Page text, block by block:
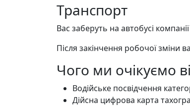
Транспорт
Вас заберуть на автобусі
Після закінчення робочої зміни
Чого ми очікуємо
Водійське посвідчення
Дійсна цифрова карта